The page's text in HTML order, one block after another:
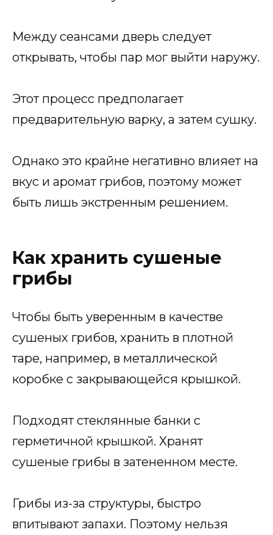
Между сеансами дверь следует
открывать, чтобы пар мог выйти наружу.
Этот процесс предполагает
предварительную варку, а затем сушку.
Однако это крайне негативно влияет на
вкус и аромат грибов, поэтому может
быть лишь экстренным решением.
Как хранить сушеные
грибы
Чтобы быть уверенным в качестве
сушеных грибов, хранить в плотной
таре, например, в металлической
коробке с закрывающейся крышкой.
Подходят стеклянные банки с
герметичной крышкой. Хранят
сушеные грибы в затененном месте.
Грибы из-за структуры, быстро
впитывают запахи. Поэтому нельзя